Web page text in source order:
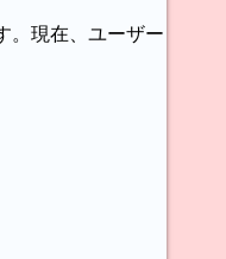
。現在、ユーザー